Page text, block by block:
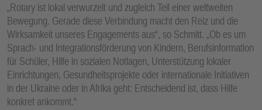
„Rotary ist lokal verwurzelt und zugleich Teil einer weltweiten
Bewegung. Gerade diese Verbindung macht den Reiz und die
Wirksamkeit unseres Engagements aus“, so Schmitt. „Ob es um
Sprach- und Integrationsförderung von Kindern, Berufsinformation
für Schüler, Hilfe in sozialen Notlagen, Unterstützung lokaler
Einrichtungen, Gesundheitsprojekte oder internationale Initiativen
in der Ukraine oder in Afrika geht: Entscheidend ist, dass Hilfe
konkret ankommt.“